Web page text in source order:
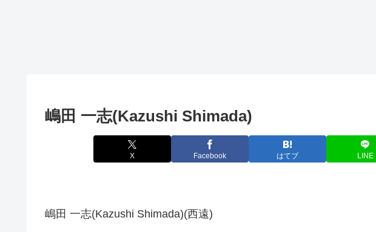
嶋田 一志(Kazushi Shimada)
X Facebook はてブ LINE
嶋田 一志(Kazushi Shimada)(西遠)